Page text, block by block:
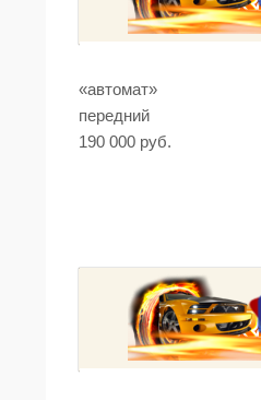
«автомат»
передний
190 000 руб.